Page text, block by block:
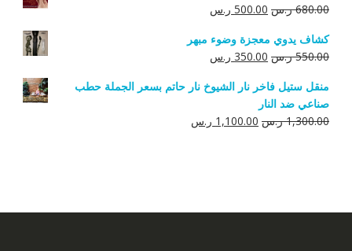
680.00 ر.س السعر
هو:
680.00 ر.س.
500.00 ر.سالسعر
هو:
500.00 ر.س.
كشاف يدوي معجزة وضوء مبهر
550.00 ر.س السعر
هو:
550.00 ر.س.
350.00 ر.سالسعر
هو:
منقل ستيل فاخر نار الشيوخ نار حاتم بسعر الجملة حطب
صناعي ضد النار
1,300.00 ر.س السعر
1,100.00 ر.سالسعر